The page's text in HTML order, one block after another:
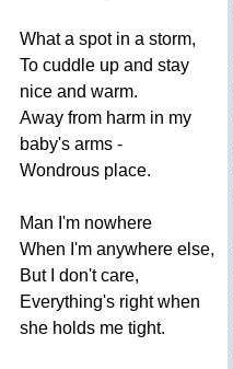
What a spot in a storm,
To cuddle up and stay
nice and warm.
Away from harm in my
baby's arms -
Wondrous place.
Man I'm nowhere
When I'm anywhere else,
But
don't care,
Everything's right when
she holds me tight.